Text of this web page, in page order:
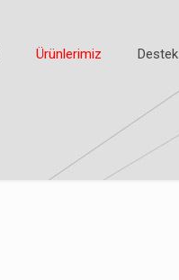
Ürünlerimiz Destek